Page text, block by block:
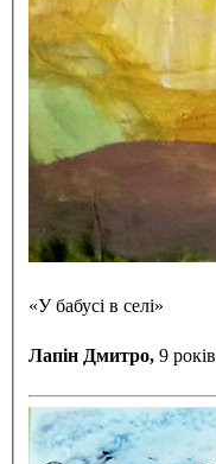
«У бабусі в селі»
Лапін Дмитро, 9 років